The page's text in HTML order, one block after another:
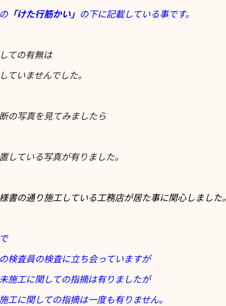
「けた行筋かい」 の下に記載している事です。
ての有無は
ていませんでした。
の写真を見てみましたら
している写真が有りました。
書の通り施工している工務店が居た事に関心しました。
検査員の検査に立ち会っていますが
施工に関しての指摘は有りましたが
工に関しての指摘は一度も有りません。